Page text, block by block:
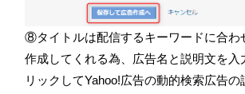
⑧タイトルは配信するキーワードに合わ
作成してくれる為、広告名と説明文を入
リックしてYahoo!広告の動的検索広告の